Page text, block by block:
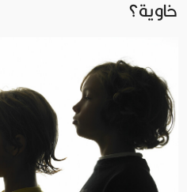
خاوية؟